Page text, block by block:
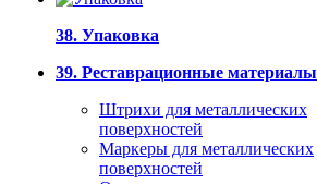
38. Упаковка
39. Реставрационные материалы
Штрихи для металлических
поверхностей
Маркеры для металлических
поверхностей